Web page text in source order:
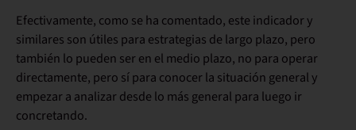
Efectivamente, como se ha comentado, este indicador y
similares son útiles para estrategias de largo plazo, pero
también lo pueden ser en el medio plazo, no para operar
directamente, pero sí para conocer la situación general y
empezar a analizar desde lo más general para luego ir
concretando.